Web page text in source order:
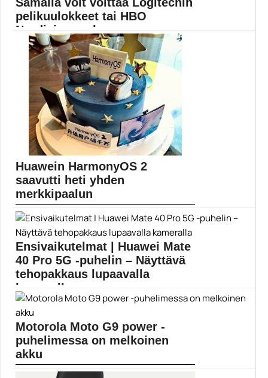
pelikuulokkeet tai HBO
Nordicin arvok...
Muropaketissa julkaistaan päivittäin kymmeniä juttuja,
jotka käsittelevät pelejä,...
Elokuvauutiset
Huawein HarmonyOS 2
saavutti heti yhden
merkkipaalun
Huawei ei voi käyttää Yhdysvaltain pakotteiden vuoksi
HarmonyOS
Ensivaikutelmat | Huawei Mate
40 Pro 5G -puhelin – Näyttävä
tehopakkaus lupaavalla
kameralla
Huawein uusin huippumalli näki päivänvalon.
Valmistajan uusi lippulaivamalli...
Android 10
Motorola Moto G9 power -
puhelimessa on melkoinen
akku